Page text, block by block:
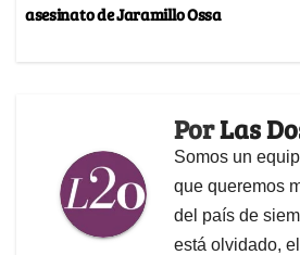
asesinato de Jaramillo Ossa
PorLas
Somos un
que queremos
del país de
está olvidado,